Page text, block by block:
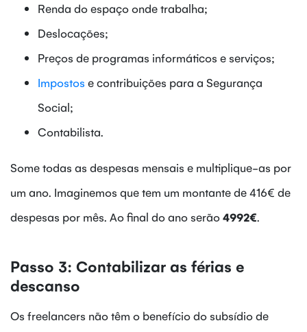
Renda do espaço onde trabalha;
Deslocações;
Preços de programas informáticos e serviços;
Impostos e contribuições para a Segurança
Social;
Contabilista.
Some todas as despesas mensais e multiplique-as por
um ano. Imaginemos que tem um montante de 416€ de
despesas por mês. Ao final do ano serão4992€.
Passo 3: Contabilizar as férias e
descanso
Os freelancers não têm o benefício do subsídio de
inesperados
menor
atividade,
adicionar
margem
entre
20%
valor
por